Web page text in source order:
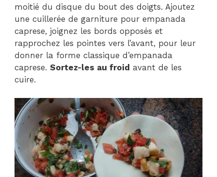
moitié du disque du bout des doigts. Ajoutez
une cuillerée de garniture pour empanada
caprese, joignez les bords opposés et
rapprochez les pointes vers l’avant, pour leur
donner la forme classique d’empanada
caprese. Sortez-les au froid avant de les
cuire.